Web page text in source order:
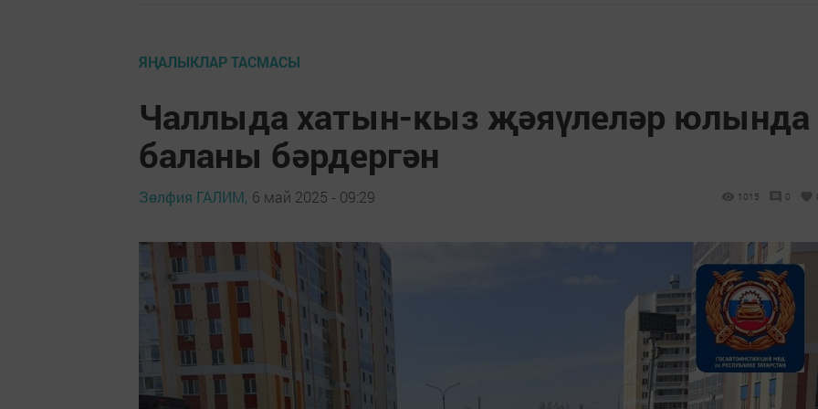
ЯҢАЛЫКЛАР ТАСМАСЫ
Чаллыда хатын-кыз җәяүлеләр юлында
баланы бәрдергән
Зөлфия ГАЛИМ, 6 май 2025 - 09:29 1015 0